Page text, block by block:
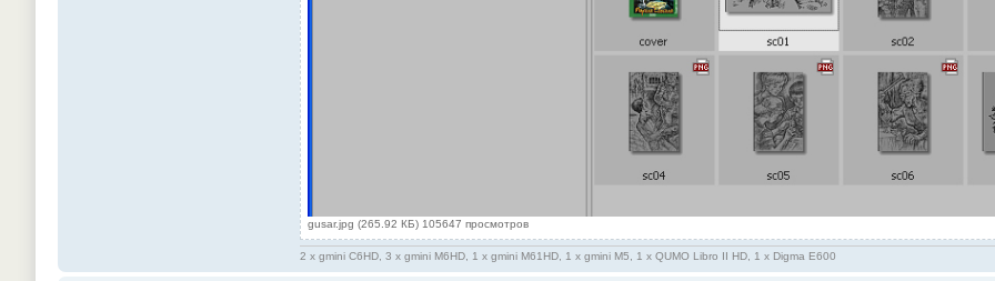
gusar.jpg (265.92 КБ) 105647 просмотров
2 x gmini C6HD, 3 x gmini M6HD, 1 x gmini M61HD, 1 x gmini M5, 1 x QUMO Libro II HD, 1 x Digma E600